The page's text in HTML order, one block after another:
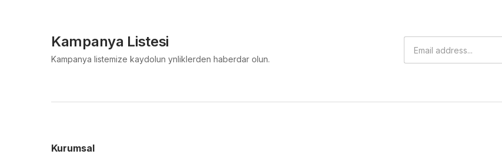
Kampanya Listesi
Kampanya listemize kaydolun ynliklerden haberdar olun.
Kurumsal